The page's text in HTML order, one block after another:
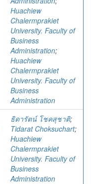
Huachiew
Chalermprakiet
University. Faculty of
Business
Administration;
Huachiew
Chalermprakiet
University. Faculty of
Business
Administration
ธิดารัตน์ โชคสุชาติ;
Tidarat Choksuchart;
Huachiew
Chalermprakiet
University. Faculty of
Business
Administration